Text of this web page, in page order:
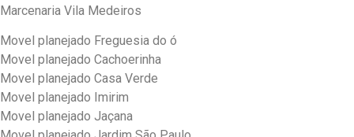
Marcenaria Vila Medeiros
Movel planejado Freguesia do ó
Movel planejado Cachoerinha
Movel planejado Casa Verde
Movel planejado Imirim
Movel planejado Jaçana